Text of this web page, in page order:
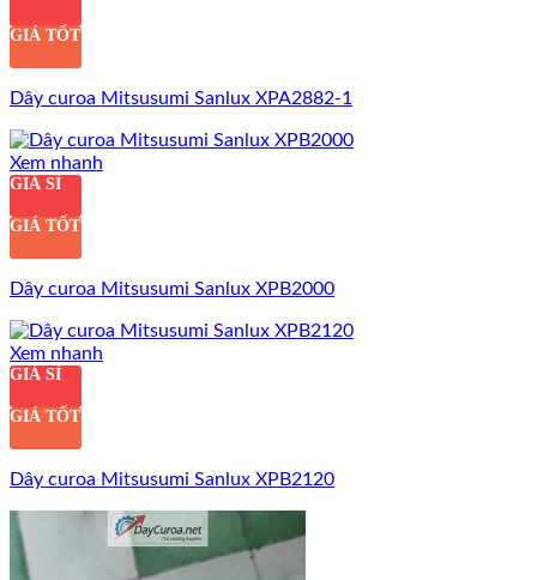
GIÁ TỐT
Dây curoa Mitsusumi Sanlux XPA2882-1
Xem nhanh
GIÁ SỈ
GIÁ TỐT
Dây curoa Mitsusumi Sanlux XPB2000
Xem nhanh
GIÁ SỈ
GIÁ TỐT
Dây curoa Mitsusumi Sanlux XPB2120